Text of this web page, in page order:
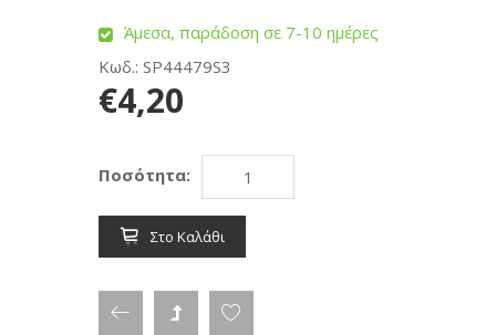
Άμεσα, παράδοση σε 7-10 ημέρες
Κωδ.: SP44479S3
€4,20
Ποσότητα:
Στο Καλάθι